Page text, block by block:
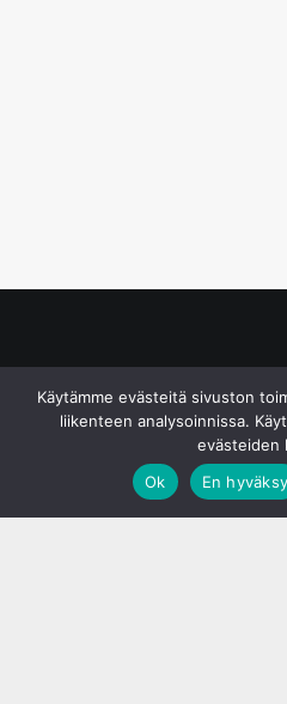
Käytämme evästeitä sivuston
liikenteen analysoinnissa.
evästeiden
Ok
En hyväksy